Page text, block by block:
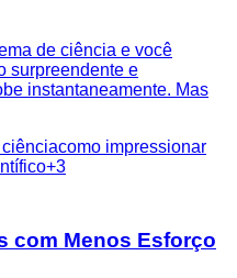
de ciência e você
surpreendente e
instantaneamente. Mas
como impressionar
+3
com Menos Esforço